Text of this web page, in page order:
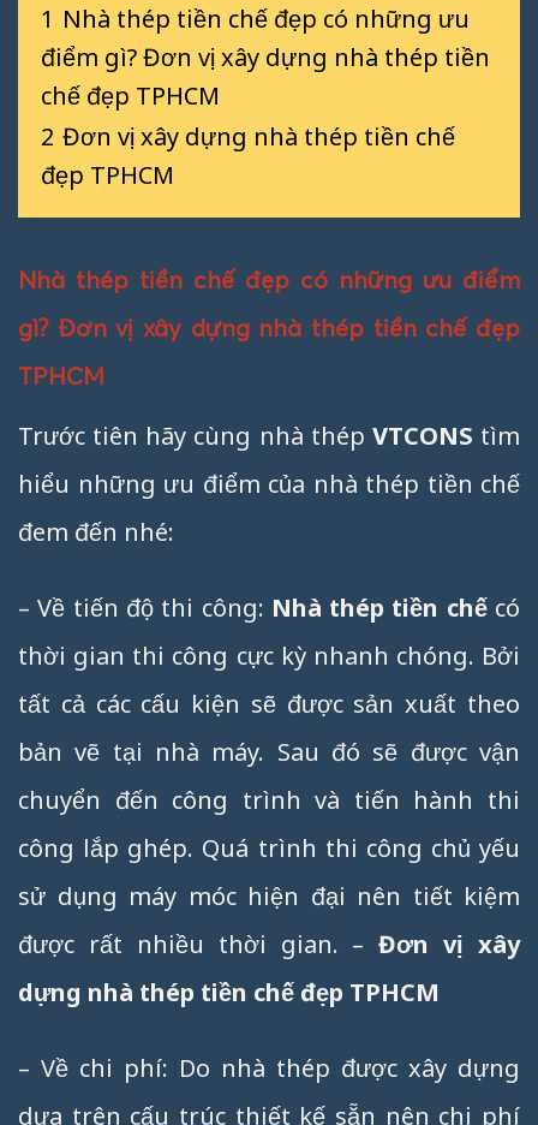
1 Nhà thép tiền chế đẹp có những ưu
điểm gì? Đơn vị xây dựng nhà thép tiền
chế đẹp TPHCM
2 Đơn vị xây dựng nhà thép tiền chế
đẹp TPHCM
Nhà thép tiền chế đẹp có những ưu điểm
gì? Đơn vị xây dựng nhà thép tiền chế đẹp
TPHCM
Trước tiên hãy cùng nhà thép VTCONS tìm
hiểu những ưu điểm của nhà thép tiền chế
đem đến nhé:
– Về tiến độ thi công: Nhà thép tiền chếcó
thời gian thi công cực kỳ nhanh chóng. Bởi
tất cả các cấu kiện sẽ được sản xuất theo
bản vẽ tại nhà máy. Sau đó sẽ được vận
chuyển đến công trình và tiến hành thi
công lắp ghép. Quá trình thi công chủ yếu
sử dụng máy móc hiện đại nên tiết kiệm
được rất nhiều thời gian. –Đơn vị xây
dựng nhà thép tiền chế đẹp TPHCM
– Về chi phí: Do nhà thép được xây dựng
dựa trên cấu trúc thiết kế sẵn nên chi phí